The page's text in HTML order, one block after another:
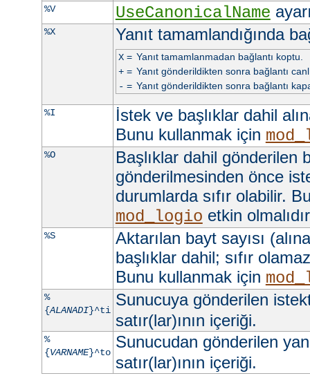
%V UseCanonicalName
%X Yanıt tamamlandığında
X= Yanıt tamamlanmadan bağlantı koptu.
+= Yanıt gönderildikten sonra bağlantı
- = Yanıt gönderildikten sonra bağlantı
%I
İstek ve başlıklar dahil
Bunu kullanmak için
%O
Başlıklar dahil gönderilen
gönderilmesinden önce
durumlarda sıfır olabilir.
mod_logio etkin
%S
Aktarılan bayt sayısı
başlıklar dahil; sıfır
Bunu kullanmak için
%
{ALANADI}^ti
Sunucuya gönderilen
satır(lar)ının içeriği.
%
{VARNAME}^to
Sunucudan gönderilen
satır(lar)ının içeriği.